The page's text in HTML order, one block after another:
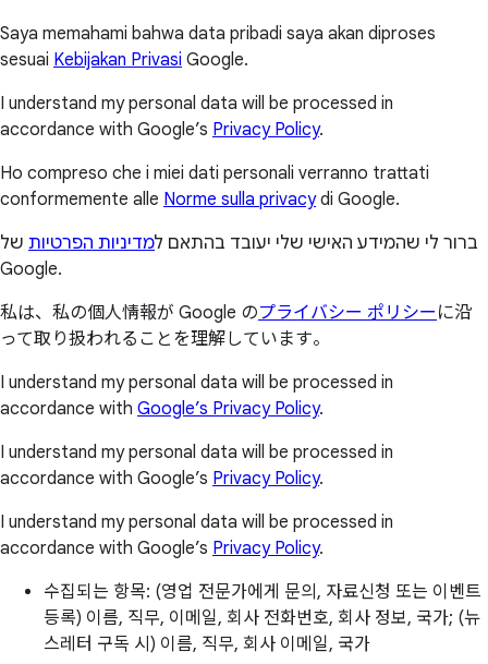
Saya memahami bahwa data pribadi saya akan diproses
sesuai Kebijakan Privasi Google.
I understand my personal data will be processed in
accordance with Google’s Privacy Policy.
Ho compreso che i miei dati personali verranno trattati
conformemente alle Norme sulla privacydi Google.
ברור לי שהמידע האישי שלי יעובד בהתאם למדיניות הפרטיות של
Google.
私は、私の個人情報が Google のプライバシー ポリシー に沿
って取り扱われることを理解しています。
I understand my personal data will be processed in
accordance with Google’s Privacy Policy.
I understand my personal data will be processed in
accordance with Google’s Privacy Policy.
I understand my personal data will be processed in
accordance with Google’s Privacy Policy.
수집되는 항목: (영업 전문가에게 문의, 자료신청 또는 이벤트
등록) 이름, 직무, 이메일, 회사 전화번호, 회사 정보, 국가; (뉴
스레터 구독 시) 이름, 직무, 회사 이메일, 국가